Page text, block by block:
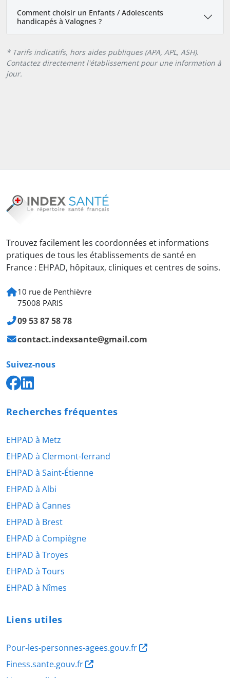
Comment choisir un Enfants / Adolescents
handicapés à Valognes ?
* Tarifs indicatifs, hors aides publiques (APA, APL, ASH).
Contactez directement l'établissement pour une information à
jour.
Trouvez facilement les coordonnées et informations
pratiques de tous les établissements de santé en
France : EHPAD, hôpitaux, cliniques et centres de soins.
10 rue de Penthièvre
75008 PARIS
09 53 87 58 78
contact.indexsante@gmail.com
Suivez-nous
Recherches fréquentes
EHPAD à Metz
EHPAD à Clermont-ferrand
EHPAD à Saint-Étienne
EHPAD à Albi
EHPAD à Cannes
EHPAD à Brest
EHPAD à Compiègne
EHPAD à Troyes
EHPAD à Tours
EHPAD à Nîmes
Liens utiles
Pour-les-personnes-agees.gouv.fr
Finess.sante.gouv.fr